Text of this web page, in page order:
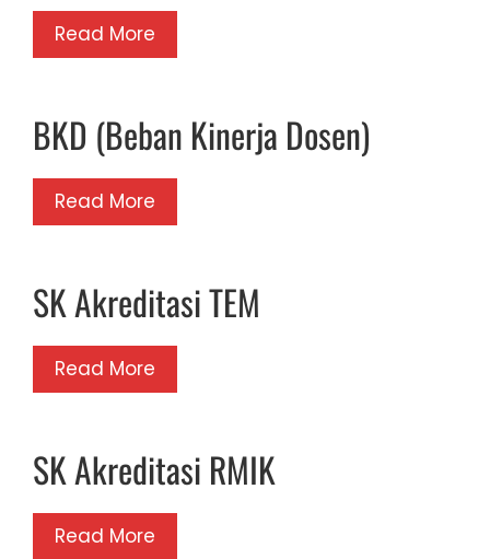
Read More
BKD (Beban Kinerja Dosen)
Read More
SK Akreditasi TEM
Read More
SK Akreditasi RMIK
Read More